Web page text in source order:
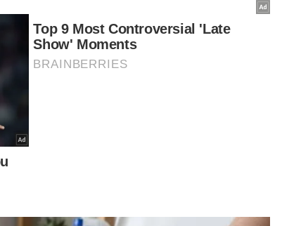
e constará de renúncias fiscais, quantia que o governo
previsto em R$ 18 milhões para 2025, R$ 3 milhões em
à renegociação de dívidas de MEI e de micro e